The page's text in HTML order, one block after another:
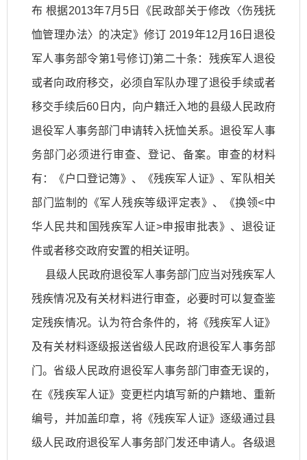
布 根据2013年7月5日《民政部关于修改〈伤残抚
恤管理办法〉的决定》修订 2019年12月16日退役
军人事务部令第1号修订)第二十条：残疾军人退役
或者向政府移交，必须自军队办理了退役手续或者
移交手续后60日内，向户籍迁入地的县级人民政府
退役军人事务部门申请转入抚恤关系。退役军人事
务部门必须进行审查、登记、备案。审查的材料
有：《户口登记簿》、《残疾军人证》、军队相关
部门监制的《军人残疾等级评定表》、《换领<中
华人民共和国残疾军人证>申报审批表》、退役证
件或者移交政府安置的相关证明。
县级人民政府退役军人事务部门应当对残疾军人
残疾情况及有关材料进行审查，必要时可以复查鉴
定残疾情况。认为符合条件的，将《残疾军人证》
及有关材料逐级报送省级人民政府退役军人事务部
门。省级人民政府退役军人事务部门审查无误的，
在《残疾军人证》变更栏内填写新的户籍地、重新
编号，并加盖印章，将《残疾军人证》逐级通过县
级人民政府退役军人事务部门发还申请人。各级退